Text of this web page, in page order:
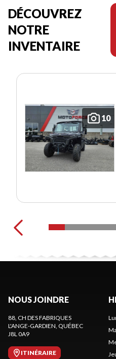
DÉCOUVREZ
NOTRE
INVENTAIRE
10
NOUS JOINDRE
88, CH DES FABRIQUES
L'ANGE-GARDIEN, QUÉBEC
J8L 0A9
ITINÉRAIRE